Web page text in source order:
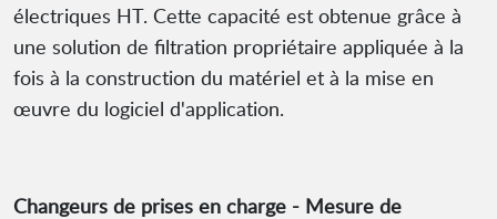
électriques HT. Cette capacité est obtenue grâce à
une solution de filtration propriétaire appliquée à la
fois à la construction du matériel et à la mise en
œuvre du logiciel d'application.
Changeurs de prises en charge - Mesure de